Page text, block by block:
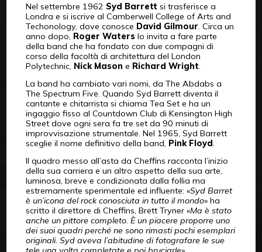
Nel settembre 1962 Syd Barrett si trasferisce a
Londra e si iscrive al Camberwell College of Arts and
Techonology, dove conosce David Gilmour. Circa un
anno dopo, Roger Waterslo invita a fare parte
della band che ha fondato con due compagni di
corso della facoltà di architettura del London
Polytechnic, Nick Mason e Richard Wright.
La band ha cambiato vari nomi, da The Abdabs a
The Spectrum Five. Quando Syd Barrett diventa il
cantante e chitarrista si chiama Tea Set e ha un
ingaggio fisso al Countdown Club di Kensington High
Street dove ogni sera fa tre set da 90 minuti di
improvvisazione strumentale. Nel 1965, Syd Barrett
sceglie il nome definitivo della band, Pink Floyd.
Il quadro messo all’asta da Cheffins racconta l’inizio
della sua carriera e un altro aspetto della sua arte,
luminosa, breve e condizionata dalla follia ma
estremamente sperimentale ed influente: «Syd Barret
è un’icona del rock conosciuta in tutto il mondo» ha
scritto il direttore di Cheffins, Brett Tryner «Ma è stato
anche un pittore completo. È un piacere proporre uno
dei suoi quadri perché ne sono rimasti pochi esemplari
originali. Syd aveva l’abitudine di fotografare le sue